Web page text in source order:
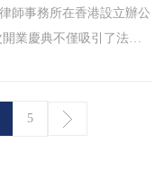
師事務所在香港設立辦公
業慶典不僅吸引了法律
5